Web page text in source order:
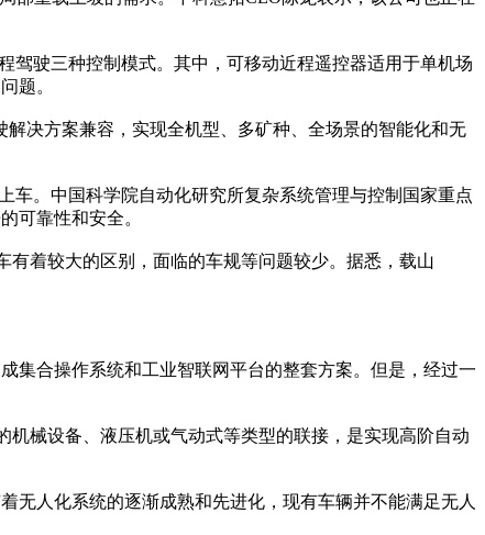
驶三种控制模式。其中，可移动近程遥控器适用于单机场
题。
决方案兼容，实现全机型、多矿种、全场景的智能化和无
。中国科学院自动化研究所复杂系统管理与控制国家重点
可靠性和安全。
着较大的区别，面临的车规等问题较少。据悉，载山
合操作系统和工业智联网平台的整套方案。但是，经过一
械设备、液压机或气动式等类型的联接，是实现高阶自动
人化系统的逐渐成熟和先进化，现有车辆并不能满足无人